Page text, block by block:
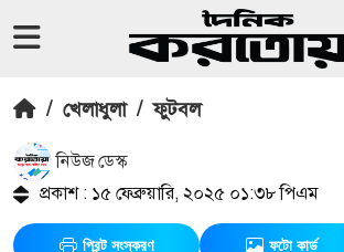
/ খেলাধুলা / ফুটবল
নিউজ ডেস্ক
প্রকাশ : ১৫ ফেব্রুয়ারি, ২০২৫ ০১:৩৮ পিএম
প্রিন্ট সংস্করণ ফটো কার্ড